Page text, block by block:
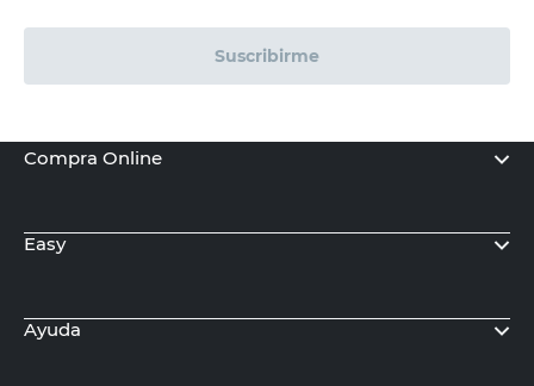
Suscribirme
Compra Online
Easy
Ayuda